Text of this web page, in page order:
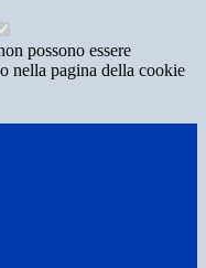
possono essere
nella pagina della cookie